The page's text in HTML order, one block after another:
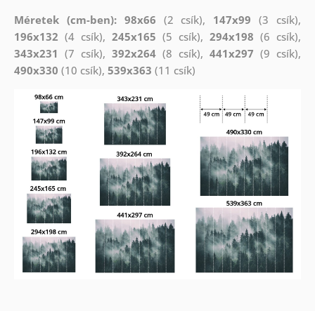
Méretek (cm-ben): 98x66 (2 csík), 147x99 (3 csík),
196x132 (4 csík), 245x165 (5 csík),294x198 (6 csík),
343x231 (7 csík), 392x264 (8 csík),441x297 (9 csík),
490x330 (10 csík), 539x363 (11 csík)